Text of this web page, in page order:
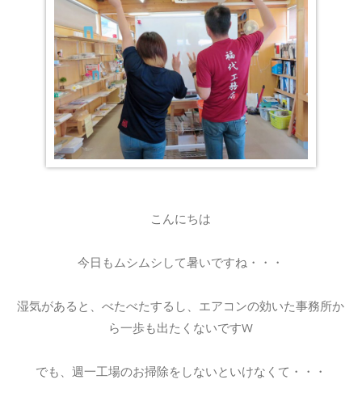
こんにちは
今日もムシムシして暑いですね・・・
湿気があると、べたべたするし、エアコンの効いた事務所か
ら一歩も出たくないですW
でも、週一工場のお掃除をしないといけなくて・・・